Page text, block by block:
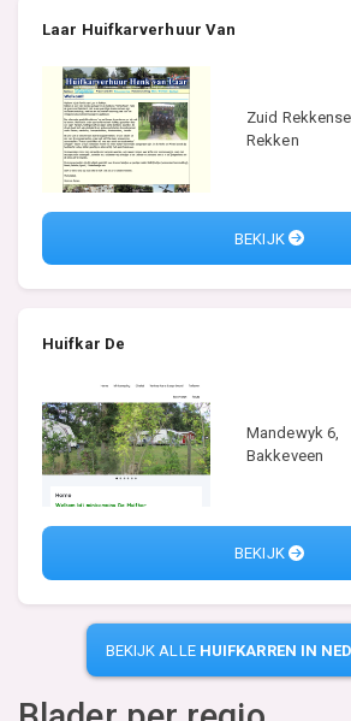
Laar Huifkarverhuur Van
Zuid
Rekken
BEKIJK
Huifkar De
Mandewyk 6,
Bakkeveen
BEKIJK
BEKIJK ALLE HUIFKARREN IN